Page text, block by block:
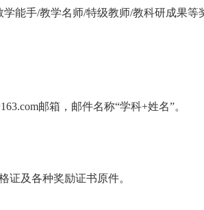
能手/教学名师/特级教师/教科研成果等
邮箱，邮件名称“学科+姓名”。
证及各种奖励证书原件。